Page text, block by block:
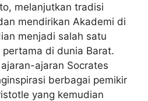
melanjutkan tradisi
mendirikan Akademi di
menjadi salah satu
di dunia Barat.
ajaran Socrates
berbagai pemikir
yang kemudian